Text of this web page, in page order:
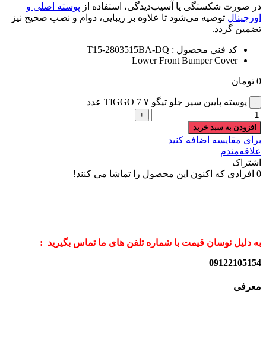
در صورت شکستگی یا آسیب‌دیدگی، استفاده از پوسته اصلی و
اورجینال توصیه می‌شود تا علاوه بر زیبایی، دوام و نصب صحیح نیز
تضمین گردد.
کد فنی محصول : T15-2803515BA-DQ
Lower Front Bumper Cover
0 تومان
پوسته پایین سپر جلو تیگو ۷ TIGGO 7 عدد
افزودن به سبد خرید
برای مقایسه اضافه کنید
علاقه‌مندم
اشتراک
0 افرادی که اکنون این محصول را تماشا می کنند!
به دلیل نوسان قیمت با شماره تلفن های ما تماس بگیرید :
09122105154
معرفی